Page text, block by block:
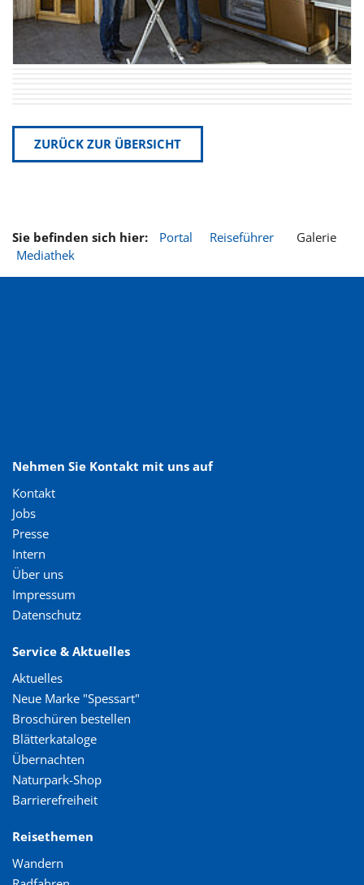
ZURÜCK ZUR ÜBERSICHT
Sie befinden sich hier: Portal
Reiseführer
Mediathek
Galerie
Nehmen Sie Kontakt mit uns auf
Kontakt
Jobs
Presse
Intern
Über uns
Impressum
Datenschutz
Service & Aktuelles
Aktuelles
Neue Marke "Spessart"
Broschüren bestellen
Blätterkataloge
Übernachten
Naturpark-Shop
Barrierefreiheit
Reisethemen
Wandern